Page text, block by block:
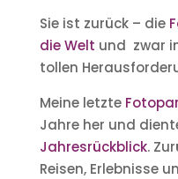
Sie ist zurück – die
die Welt und zwar
tollen
Meine letzte
Jahre her und
Jahresrückblick.
Reisen, Erlebnisse